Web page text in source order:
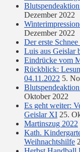
Dezember 2022
Dezember 2022
Der erste
Luis aus Geislar
Eindrücke vom
Rückblick:
04.11.2022 5.
Oktober 2022
Es geht weiter:
Geislar XI 25.
Martinszug 2022
Kath.
Weihnachtshilfe